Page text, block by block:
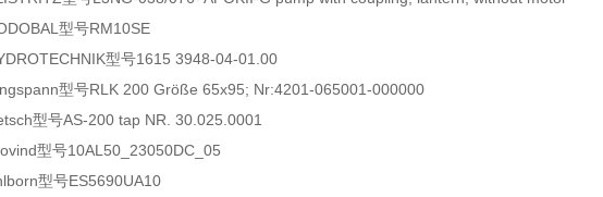
型号RM10SE
型号1615 3948-04-01.00
型号RLK 200 Größe 65x95; Nr:4201-065001-000000
型号AS-200 tap NR. 30.025.0001
型号10AL50_23050DC_05
型号ES5690UA10